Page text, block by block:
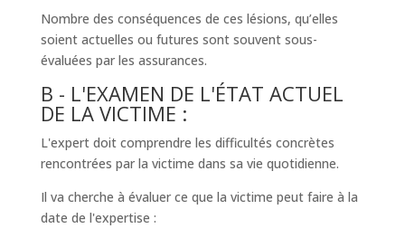
Nombre des conséquences de ces lésions, qu’elles
soient actuelles ou futures sont souvent sous-
évaluées par les assurances.
B - L'EXAMEN DE L'ÉTAT ACTUEL
DE LA VICTIME :
L'expert doit comprendre les difficultés concrètes
rencontrées par la victime dans sa vie quotidienne.
Il va cherche à évaluer ce que la victime peut faire à la
date de l'expertise :